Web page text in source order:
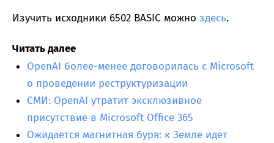
Изучить исходники 6502 BASIC можно здесь.
Читать далее
OpenAI более-менее договорилась с Microsoft
о проведении реструктуризации
СМИ: OpenAI утратит эксклюзивное
присутствие в Microsoft Office 365
Ожидается магнитная буря: к Земле идет